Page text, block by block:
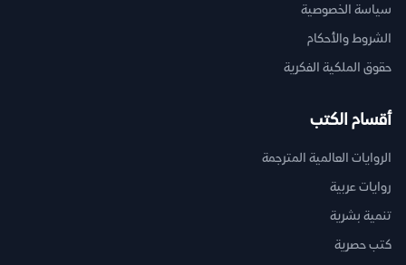
سياسة الخصوصية
الشروط والأحكام
حقوق الملكية الفكرية
أقسام الكتب
الروايات العالمية المترجمة
روايات عربية
تنمية بشرية
كتب حصرية